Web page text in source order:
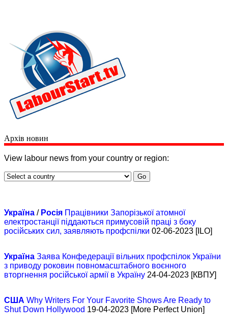
Архів новин
View labour news from your country or region:
Україна / Росія Працівники Запорізької атомної
електростанції піддаються примусовій праці з боку
російських сил, заявляють профспілки 02-06-2023 [ILO]
Україна Заява Конфедерації вільних профспілок України
з приводу роковин повномасштабного воєнного
вторгнення російської армії в Україну 24-04-2023 [КВПУ]
США Why Writers For Your Favorite Shows Are Ready to
Shut Down Hollywood 19-04-2023 [More Perfect Union]